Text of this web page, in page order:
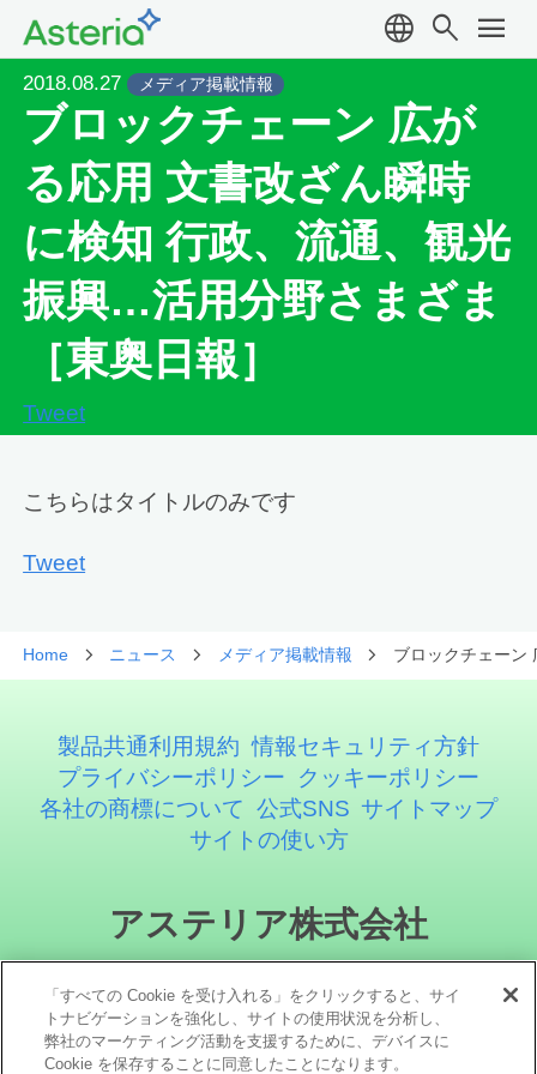
language search menu
2018.08.27 メディア掲載情報
ブロックチェーン 広が
る応用 文書改ざん瞬時
に検知 行政、流通、観光
振興…活用分野さまざま
［東奥日報］
Tweet
こちらはタイトルのみです
Tweet
Home ニュース メディア掲載情報 ブロックチェーン
製品共通利用規約 情報セキュリティ方針
プライバシーポリシー
クッキーポリシー
各社の商標について 公式SNS サイトマップ
サイトの使い方
アステリア株式会社
「すべての Cookie を受け入れる」をクリックすると、サイ
トナビゲーションを強化し、サイトの使用状況を分析し、
弊社のマーケティング活動を支援するために、デバイスに
Cookie を保存することに同意したことになります。